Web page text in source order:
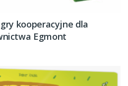
kooperacyjne dla
Egmont